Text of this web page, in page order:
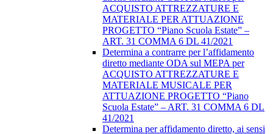
ACQUISTO ATTREZZATURE E
MATERIALE PER ATTUAZIONE
PROGETTO “Piano Scuola Estate” –
ART. 31 COMMA 6 DL 41/2021
Determina a contrarre per l’affidamento
diretto mediante ODA sul MEPA per
ACQUISTO ATTREZZATURE E
MATERIALE MUSICALE PER
ATTUAZIONE PROGETTO “Piano
Scuola Estate” – ART. 31 COMMA 6 DL
41/2021
Determina per affidamento diretto, ai sensi